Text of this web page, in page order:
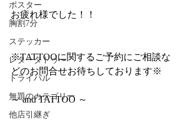
ポスター
胸割7分
ステッカー
レタータトゥー
トライバル
無題のカテゴリー
他店引継ぎ
お疲れ様でした！！
※TATTOOに関するご予約にご相談な
どのお問合せお待ちしております※
～ and TATTOO ～